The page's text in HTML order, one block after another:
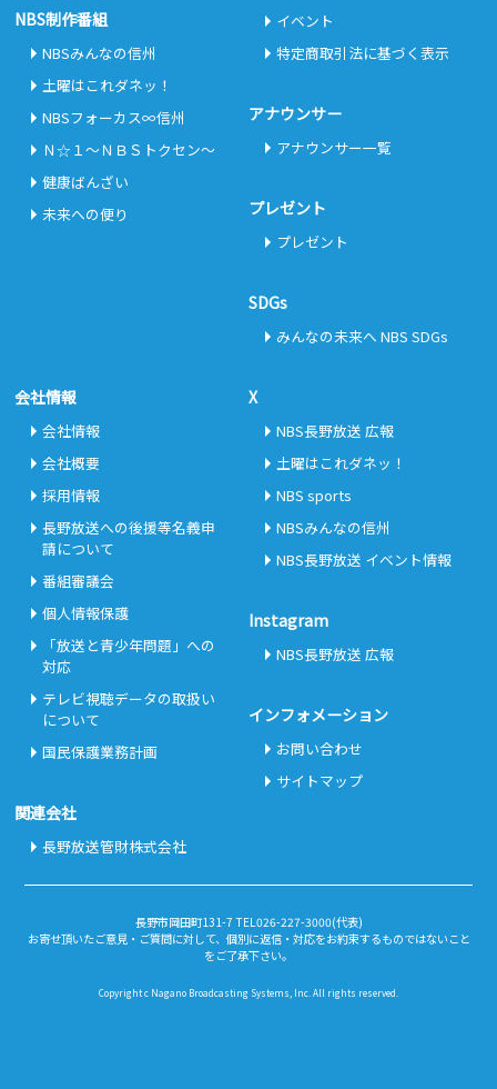
NBS制作番組
NBSみんなの信州
土曜はこれダネッ！
NBSフォーカス∞信州
Ｎ☆１～ＮＢＳトクセン～
健康ばんざい
未来への便り
イベント
特定商取引法に基づく表示
アナウンサー
アナウンサー一覧
プレゼント
プレゼント
SDGs
みんなの未来へ NBS SDGs
会社情報
会社情報
会社概要
採用情報
長野放送への後援等名義申
請について
番組審議会
個人情報保護
「放送と青少年問題」への
対応
テレビ視聴データの取扱い
について
国民保護業務計画
関連会社
長野放送管財株式会社
X
NBS長野放送 広報
土曜はこれダネッ！
NBS sports
NBSみんなの信州
NBS長野放送 イベント情報
Instagram
NBS長野放送 広報
インフォメーション
お問い合わせ
サイトマップ
長野市岡田町131-7 TEL026-227-3000(代表)
お寄せ頂いたご意見・ご質問に対して、個別に返信・対応をお約束するものではないこと
をご了承下さい。
Copyright c Nagano Broadcasting Systems, Inc. All rights reserved.